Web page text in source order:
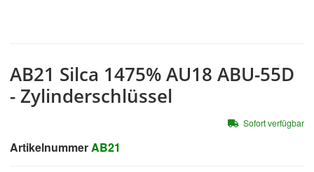
AB21 Silca 1475% AU18 ABU-55D
- Zylinderschlüssel
ArtikelnummerAB21
Sofort verfügbar